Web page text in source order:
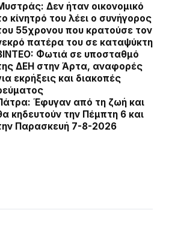
Δεν ήταν οικονομικό
κίνητρό του λέει ο συνήγορος
55χρονου που κρατούσε τον
πατέρα του σε καταψύκτη
Φωτιά σε υποσταθμό
ΔΕΗ στην Άρτα, αναφορές
εκρήξεις και διακοπές
Έφυγαν από τη ζωή και
κηδευτούν την Πέμπτη 6 και
Παρασκευή 7-8-2026